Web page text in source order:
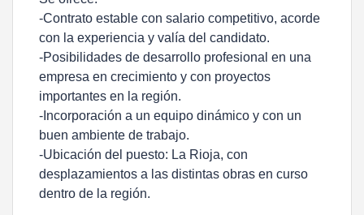
-Contrato estable con salario competitivo, acorde
con la experiencia y valía del candidato.
-Posibilidades de desarrollo profesional en una
empresa en crecimiento y con proyectos
importantes en la región.
-Incorporación a un equipo dinámico y con un
buen ambiente de trabajo.
-Ubicación del puesto: La Rioja, con
desplazamientos a las distintas obras en curso
dentro de la región.